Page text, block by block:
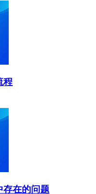
程
存在的问题